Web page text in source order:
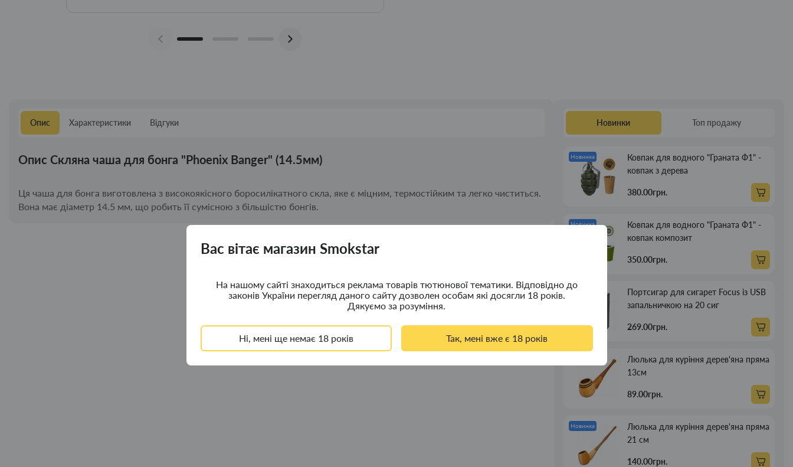
Вас вітає магазин Smokstar
На нашому сайті знаходиться реклама товарів тютюнової тематики. Відповідно до
законів України перегляд даного сайту дозволен особам які досягли 18 років.
Дякуємо за розуміння.
Ні, мені ще немає 18 років Так, мені вже є 18 років
Опис Характеристики Відгуки
Опис Скляна чаша для бонга "Phoenix Banger" (14.5мм)
Ця чаша для бонга виготовлена ​​з високоякісного боросилікатного скла, яке є міцним, термостійким та легко чиститься.
Вона має діаметр 14.5 мм, що робить її сумісною з більшістю бонгів.
Новинки Топ продажу
Новинка
Ковпак для водного "Граната Ф1" -
ковпак з дерева
380.00грн.
Новинка
Ковпак для водного "Граната Ф1" -
ковпак композит
350.00грн.
Новинка
Портсигар для сигарет Focus із USB
запальничкою на 20 сиг
269.00грн.
Люлька для куріння дерев'яна пряма
13см
89.00грн.
Новинка
Люлька для куріння дерев'яна пряма
21 см
140.00грн.